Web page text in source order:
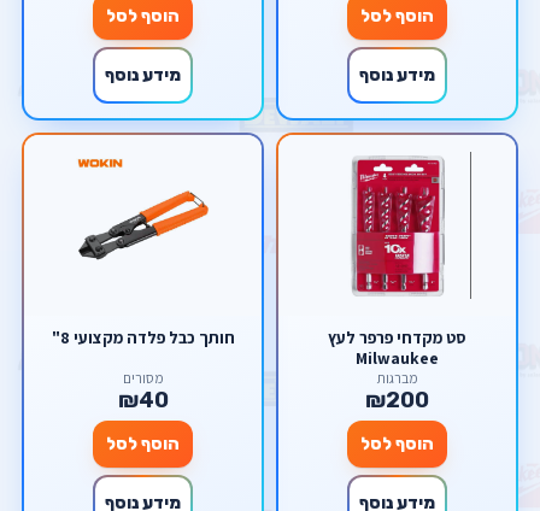
הוסף לסל
מידע נוסף
הוסף לסל
מידע נוסף
סט מקדחי פרפר לעץ
Milwaukee
מברגות
₪200
הוסף לסל
מידע נוסף
חותך כבל פלדה מקצועי 8"
מסורים
₪40
הוסף לסל
מידע נוסף